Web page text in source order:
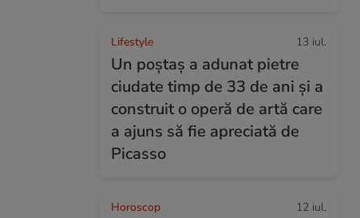
Lifestyle 13 iul.
Un poștaș a adunat pietre
ciudate timp de 33 de ani și a
construit o operă de artă care
a ajuns să fie apreciată de
Picasso
Horoscop 12 iul.